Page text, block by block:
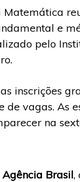
e
pelo
inscrições
vagas. As
na
Agência Brasil,